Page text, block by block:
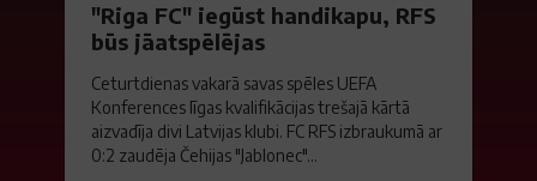
"Riga FC" iegūst handikapu, RFS
būs jāatspēlējas
Ceturtdienas vakarā savas spēles UEFA
Konferences līgas kvalifikācijas trešajā kārtā
aizvadīja divi Latvijas klubi. FC RFS izbraukumā ar
0:2 zaudēja Čehijas "Jablonec"...